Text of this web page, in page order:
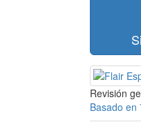
Revisión
Basado en